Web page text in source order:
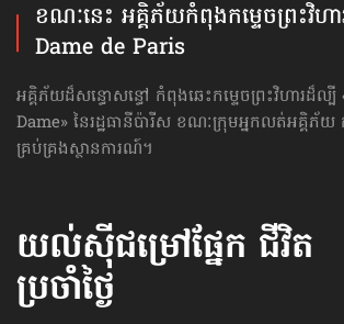
ខណៈនេះ អគ្គិភ័យកំពុង​កម្ទេច​ព្រះវិហ
Dame de Paris
អគ្គិភ័យដ៏សន្ធោសន្ធៅ កំពុងឆេះកម្ទេចព្រះវិហារដ៏ល្បី
Dame» នៃរដ្ឋធានីប៉ារីស ខណៈក្រុមអ្នកលត់អគ្គិភ័យ
គ្រប់គ្រងស្ថានការណ៍។
យល់ស៊ីជម្រៅផ្នែក ជីវិត
ប្រចាំថ្ងៃ